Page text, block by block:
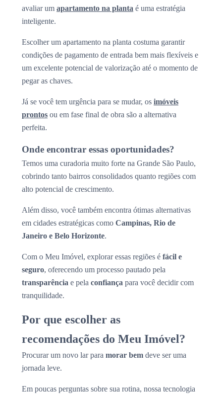
avaliar um apartamento na planta é uma estratégia
inteligente.
Escolher um apartamento na planta costuma garantir
condições de pagamento de entrada bem mais flexíveis e
um excelente potencial de valorização até o momento de
pegar as chaves.
Já se você tem urgência para se mudar, os imóveis
prontos ou em fase final de obra são a alternativa
perfeita.
Onde encontrar essas oportunidades?
Temos uma curadoria muito forte na Grande São Paulo,
cobrindo tanto bairros consolidados quanto regiões com
alto potencial de crescimento.
Além disso, você também encontra ótimas alternativas
em cidades estratégicas como Campinas, Rio de
Janeiro e Belo Horizonte.
Com o Meu Imóvel, explorar essas regiões é fácil e
seguro, oferecendo um processo pautado pela
transparência e pela confiança para você decidir com
tranquilidade.
Por que escolher as
recomendações do Meu Imóvel?
Procurar um novo lar para morar bem deve ser uma
jornada leve.
Em poucas perguntas sobre sua rotina, nossa tecnologia